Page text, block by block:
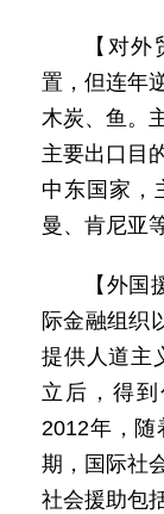
【对
置，但连年
木炭、鱼。
主要出口目
中东国家，
曼、肯尼亚
【外
际金融组织
提供人道主
立后，得到
2012年，
期，国际社
社会援助包